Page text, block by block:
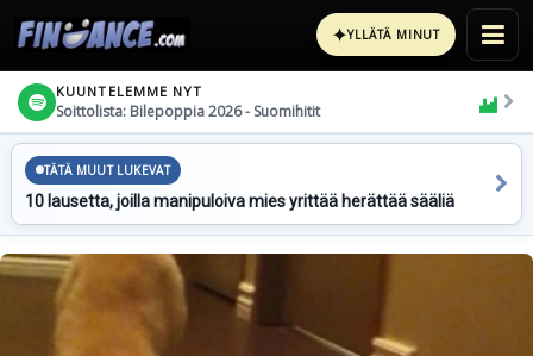
✦YLLÄTÄ MINUT
KUUNTELEMME NYT
Soittolista: Bilepoppia 2026 - Suomihitit
TÄTÄ MUUT LUKEVAT
10 lausetta, joilla manipuloiva mies yrittää herättää sääliä